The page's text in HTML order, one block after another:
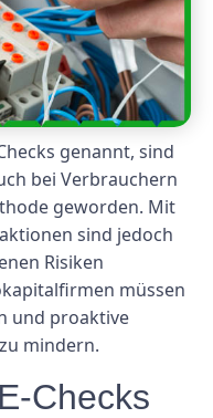
genannt, sind
bei Verbrauchern
geworden. Mit
sind jedoch
Risiken
müssen
und proaktive
mindern.
Checks